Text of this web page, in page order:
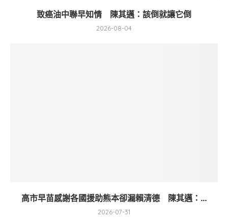
致癌油中聯早知情 陳其邁：該倒就讓它倒
2026-08-04
高市早苗感謝各國援助熊本卻漏賴清德 陳其邁：...
2026-07-31